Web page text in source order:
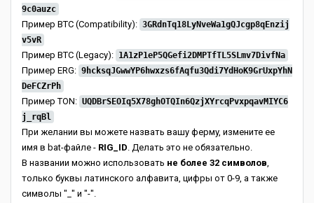
9c0auzc
Пример BTC (Compatibility): 3GRdnTq18LyNveWa1gQJcgp8qEnzij
v5vR
Пример BTC (Legacy): 1A1zP1eP5QGefi2DMPTfTL5SLmv7DivfNa
Пример ERG: 9hcksqJGwwYP6hwxzs6fAqfu3Qdi7YdHoK9GrUxpYhN
DeFCZrPh
Пример TON: UQDBrSEOIq5X78ghOTQIn6QzjXYrcqPvxpqavMIYC6
j_rqBl
При желании вы можете назвать вашу ферму, измените ее
имя в bat-файле - RIG_ID. Делать это не обязательно.
В названии можно использовать не более 32 символов,
только буквы латинского алфавита, цифры от 0-9, а также
символы "_" и "-".